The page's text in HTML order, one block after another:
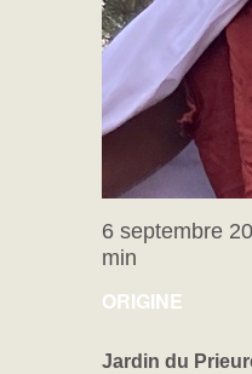
ORIGINE
6 septembre
min
Jardin du